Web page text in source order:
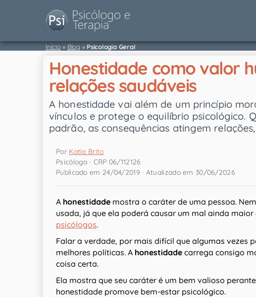
Início» Blog» Psicologia Geral
Honestidade como valor
relações saudáveis
A honestidade vai além de um princípio
vínculos e protege o equilíbrio psicológico.
padrão, as consequências atingem
Por Katia Brito
Psicóloga · CRP 06/112126
Publicado em 24/04/2019 · Atualizado em 30/06/2026
A honestidade mostra o caráter de uma pessoa.
usada, já que ela poderá causar um mal ainda
psicólogos.
Falar a verdade, por mais difícil que algumas vezes
melhores políticas. A honestidade carrega consigo
coisa certa.
Ela mostra que seu caráter é um bem valioso
honestidade promove bem-estar psicológico.